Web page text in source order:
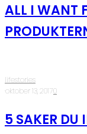
ALL I WANT
lifestories
·oktober 13, 2017·0
5 SAKER DU